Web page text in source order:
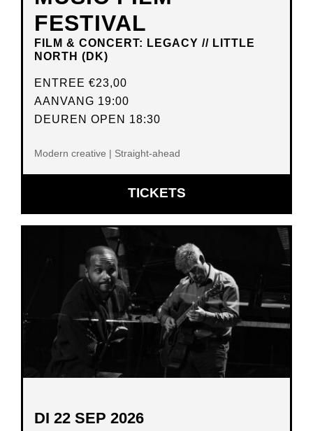
FESTIVAL
FILM & CONCERT: LEGACY // LITTLE
NORTH (DK)
ENTREE €23,00
AANVANG 19:00
DEUREN OPEN 18:30
Modern creative | Straight-ahead
TICKETSOPENT
IN
VENSTER
DI 22 SEP 2026